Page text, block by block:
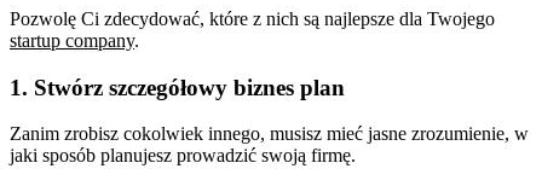
Pozwolę Ci zdecydować, które z nich są najlepsze dla Twojego
startup company.
1. Stwórz szczegółowy biznes plan
Zanim zrobisz cokolwiek innego, musisz mieć jasne zrozumienie, w
jaki sposób planujesz prowadzić swoją firmę.